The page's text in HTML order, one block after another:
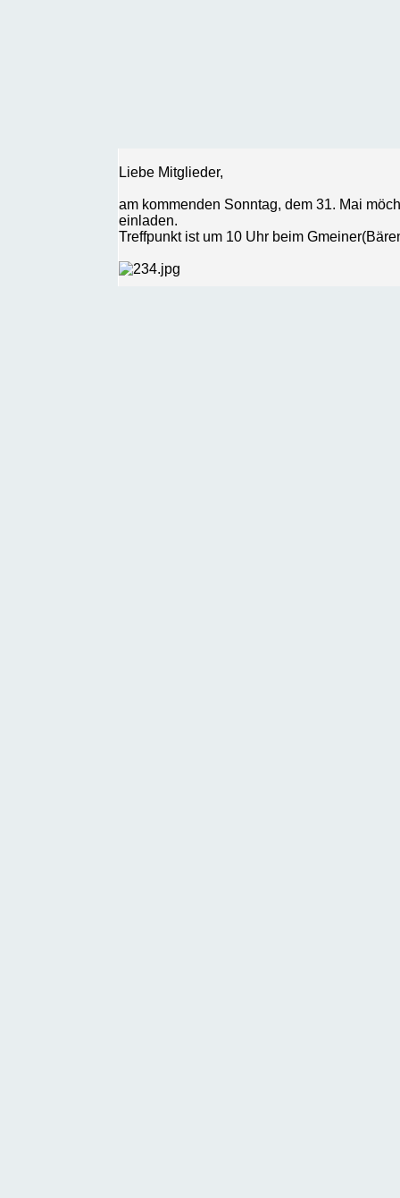
Liebe Mitglieder,
am kommenden Sonntag, dem 31. Mai
einladen.
Treffpunkt ist um 10 Uhr beim